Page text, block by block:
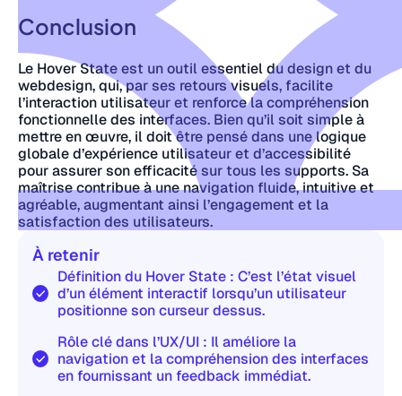
Conclusion
Le Hover State est un outil essentiel du design et du
webdesign, qui, par ses retours visuels, facilite
l’interaction utilisateur et renforce la compréhension
fonctionnelle des interfaces. Bien qu’il soit simple à
mettre en œuvre, il doit être pensé dans une logique
globale d’expérience utilisateur et d’accessibilité
pour assurer son efficacité sur tous les supports. Sa
maîtrise contribue à une navigation fluide, intuitive et
agréable, augmentant ainsi l’engagement et la
satisfaction des utilisateurs.
À retenir
Définition du Hover State : C’est l’état visuel
d’un élément interactif lorsqu’un utilisateur
positionne son curseur dessus.
Rôle clé dans l’UX/UI : Il améliore la
navigation et la compréhension des interfaces
en fournissant un feedback immédiat.